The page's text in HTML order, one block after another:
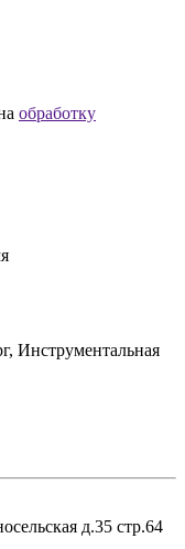
обработку
Инструментальная
д.35 стр.64